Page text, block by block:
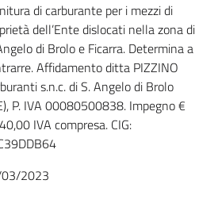
di carburante per i mezzi di
dell’Ente dislocati nella zona di
di Brolo e Ficarra. Determina a
Affidamento ditta PIZZINO
s.n.c. di S. Angelo di Brolo
P. IVA 00080500838. Impegno €
IVA compresa. CIG:
2023